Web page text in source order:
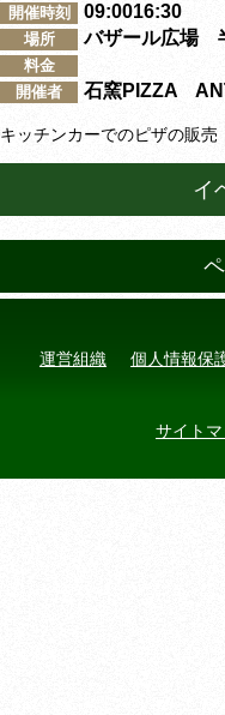
開催時刻 09:0016:30
場所 バザール広場
料金
開催者
石窯PIZZA
キッチンカーでのピザの販売
イ
運営組織 個人情報保
サイト